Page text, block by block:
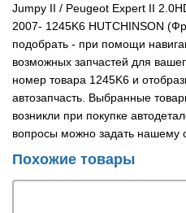
Jumpy II / Peugeot Expert II
2007- 1245K6 HUTCHINSON
подобрать - при помощи
возможных запчастей для
номер товара 1245K6 и
автозапчасть. Выбранные
возникли при покупке
вопросы можно задать нашему
Похожие товары